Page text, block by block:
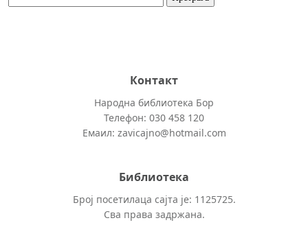
Контакт
Народна библиотека Бор
Телефон: 030 458 120
Емаил: zavicajno@hotmail.com
Библиотека
Број посетилаца сајта је: 1125725.
Сва права задржана.